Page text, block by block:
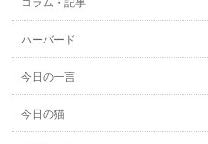
コラム・記事
ハーバード
今日の一言
今日の猫